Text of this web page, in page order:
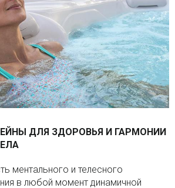
ДЛЯ ЗДОРОВЬЯ И ГАРМОНИИ
ментального и телесного
в любой момент динамичной